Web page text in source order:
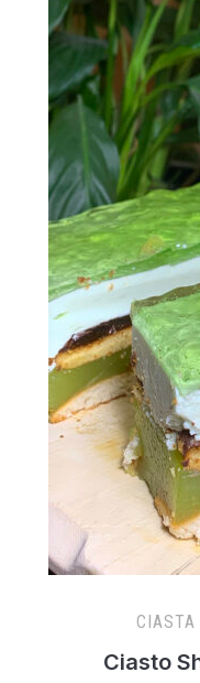
Ciasto